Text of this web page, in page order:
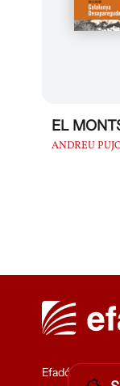
EL
ANDREU
Efadós